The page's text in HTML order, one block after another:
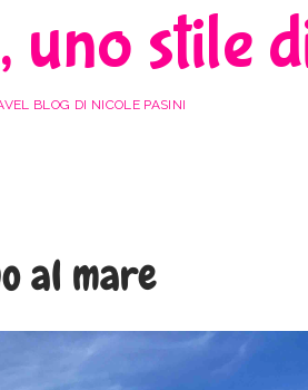
uno stile
BLOG DI NICOLE PASINI
al mare